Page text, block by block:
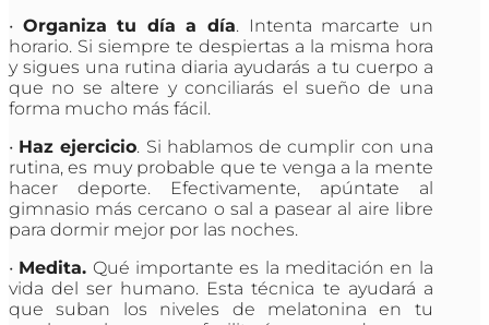
• Organiza tu día a día. Intenta marcarte un
horario. Si siempre te despiertas a la misma hora
y sigues una rutina diaria ayudarás a tu cuerpo a
que no se altere y conciliarás el sueño de una
forma mucho más fácil.
• Haz ejercicio. Si hablamos de cumplir con una
rutina, es muy probable que te venga a la mente
hacer deporte. Efectivamente, apúntate al
gimnasio más cercano o sal a pasear al aire libre
para dormir mejor por las noches.
• Medita. Qué importante es la meditación en la
vida del ser humano. Esta técnica te ayudará a
que suban los niveles de melatonina en tu